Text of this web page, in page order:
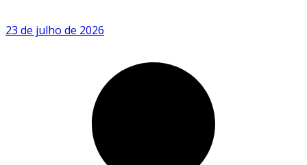
23 de julho de 2026